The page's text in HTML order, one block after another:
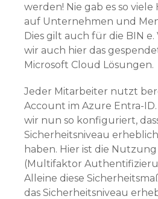
werden! Nie gab es so
auf Unternehmen und
Dies gilt auch für die BIN
wir auch hier das
Microsoft Cloud Lösungen.
Jeder Mitarbeiter nutzt
Account im Azure Entra-
wir nun so konfiguriert,
Sicherheitsniveau
haben. Hier ist die Nutzung
(Multifaktor
Alleine diese
das Sicherheitsniveau